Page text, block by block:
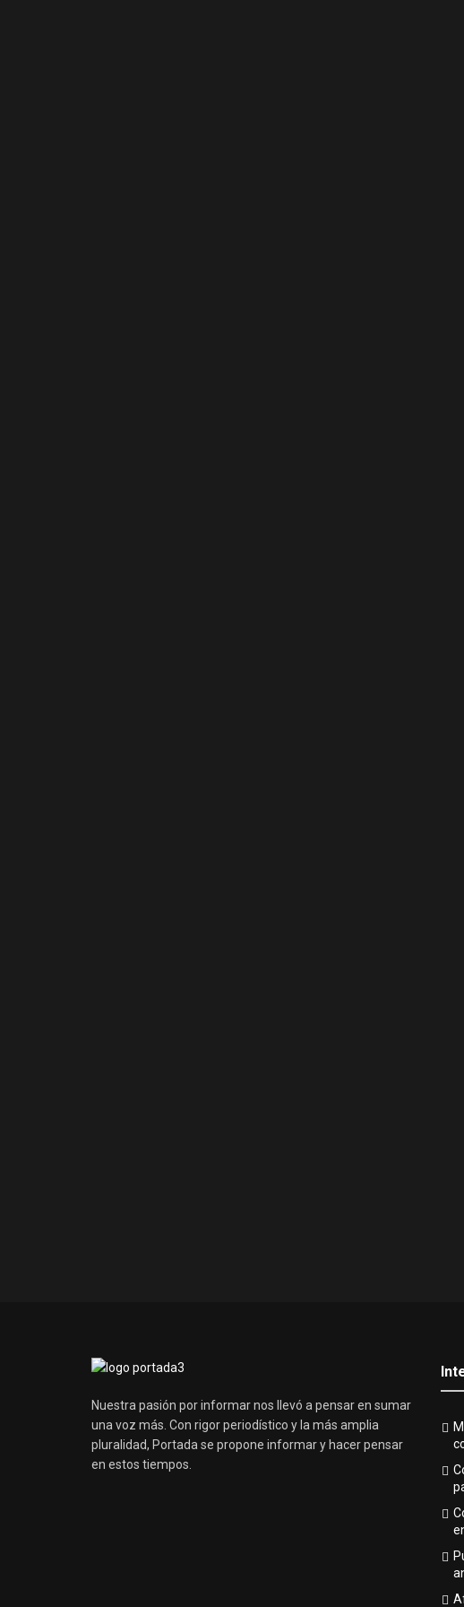
Nuestra pasión por informar nos llevó a pensar en sumar
una voz más. Con rigor periodístico y la más amplia
pluralidad, Portada se propone informar y hacer pensar
en estos tiempos.